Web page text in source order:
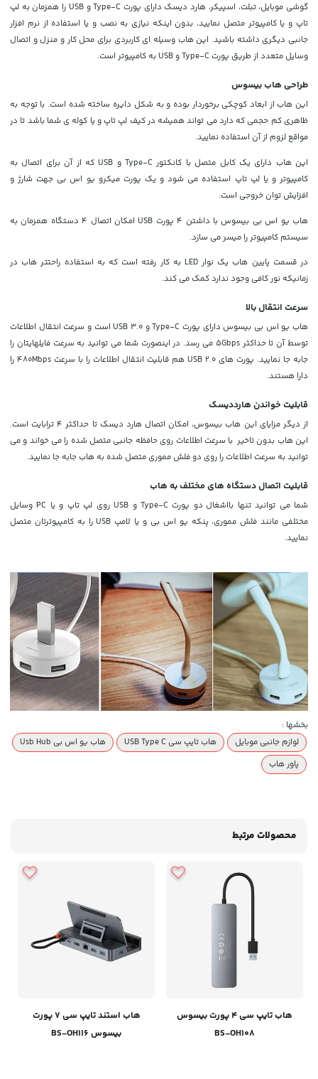
گوشی موبایل، تبلت، اسپیکر، هارد دیسک دارای پورت Type-C و USB را همزمان به لپ
تاپ و یا کامپیوتر متصل نمایید، بدون اینکه نیازی به نصب و یا استفاده از نرم افزار
جانبی دیگری داشته باشید. این هاب وسیله ای کاربردی برای محل کار و منزل و اتصال
وسایل متعدد از طریق پورت Type-C و USB به کامپیوتر است.
طراحی هاب بیسوس
این هاب از ابعاد کوچکی برخوردار بوده و به شکل دایره ساخته شده است. با توجه به
ظاهری کم حجمی که دارد می تواند همیشه در کیف لپ تاپ و یا کوله ی شما باشد تا در
مواقع لزوم از آن استفاده نمایید.
این هاب دارای یک کابل متصل با کانکتور Type-C و USB
که از آن برای اتصال به
کامپیوتر و یا لپ تاپ استفاده می شود و یک پورت میکرو یو اس بی جهت شارژ و
افزایش توان خروجی است.
هاب یو اس بی بیسوس با داشتن 4 پورت USB امکان اتصال 4 دستگاه همزمان به
سیستم کامپیوتر را میسر می سازد.
در قسمت پایین هاب یک نوار LED به کار رفته است که به استفاده راحتتر هاب در
زمانیکه نور کافی وجود ندارد کمک می کند.
سرعت انتقال بالا
هاب یو اس بی بیسوس دارای پورت Type-C و USB
3.0 است و سرعت انتقال اطلاعات
توسط آن تا حداکثر 5Gbps می رسد. در اینصورت شما می توانید به سرعت فایلهایتان را
جابه جا نمایید. پورت های USB 2.0 هم قابلیت انتقال اطلاعات را با سرعت 480Mbps را
دارا هستند.
قابلیت خواندن هارددیسک
از دیگر مزایای این هاب بیسوس، امکان اتصال هارد دیسک تا حداکثر 4 ترابایت است.
این هاب بدون تاخیر با سرعت اطلاعات روی حافظه جانبی متصل شده را می خواند و می
توانید به سرعت اطلاعات را روی دو فلش مموری متصل شده به هاب جابه جا نمایید.
قابلیت اتصال دستگاه های مختلف به هاب
شما می توانید تنها بااشغال دو پورت Type-C و USB
روی لپ تاپ و یا PC وسایل
مختلفی مانند فلش مموری، پنکه یو اس بی و یا لامپ USB را به کامپیوترتان متصل
نمایید.
بخشها :
لوازم جانبی موبایل
هاب تایپ سی USB Type C
هاب یو اس بی Usb Hub
پاور هاب
محصولات مرتبط
هاب تایپ سی 4 پورت بیسوس
BS-OH108
هاب استند تایپ سی 7 پورت
بیسوس BS-OH116